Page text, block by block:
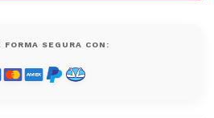
FORMA SEGURA CON: